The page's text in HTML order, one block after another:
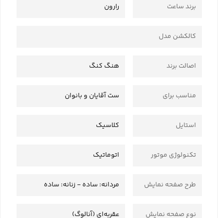
برند ساعت رارون
کالکشن مدل
اصالت برند هنگ کنگ
مناسب برای ست آقایان و بانوان
استایل کلاسیک
تکنولوژی موتور اتوماتیک
طرح صفحه نمایش مردانه: ساده - زنانه: ساده
نوع صفحه نمایش عقربه‌ای (آنالوگ)